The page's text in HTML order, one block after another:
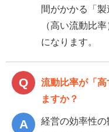
間がかかる「
（高い流動比
になります。
流動比率が「
ますか？
経営の効率性